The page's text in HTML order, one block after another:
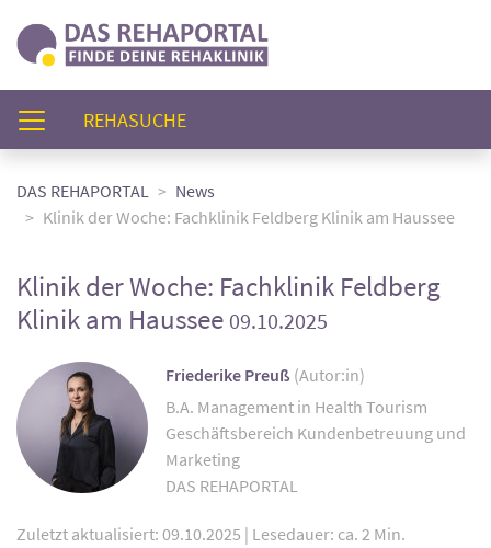
REHASUCHE(AKTUELL)
DAS REHAPORTAL
News
Klinik der Woche: Fachklinik Feldberg Klinik am Haussee
Klinik der Woche: Fachklinik Feldberg
Klinik am Haussee 09.10.2025
Friederike Preuß (Autor:in)
B.A. Management in Health Tourism
Geschäftsbereich Kundenbetreuung und
Marketing
DAS REHAPORTAL
Zuletzt aktualisiert: 09.10.2025 | Lesedauer: ca. 2 Min.